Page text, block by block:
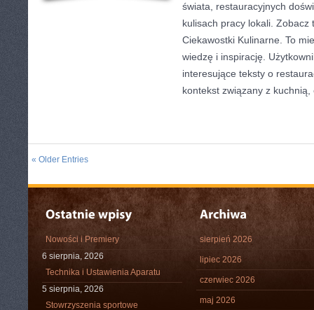
świata, restauracyjnych
kulisach pracy lokali. Zobacz
Ciekawostki Kulinarne. To
wiedzę i inspirację.
interesujące teksty o
kontekst związany z kuchnią,
« Older Entries
Nowości i Premiery
6 sierpnia, 2026
Technika i Ustawienia Aparatu
5 sierpnia, 2026
Stowrzyszenia sportowe
sierpień 2026
lipiec 2026
czerwiec 2026
maj 2026